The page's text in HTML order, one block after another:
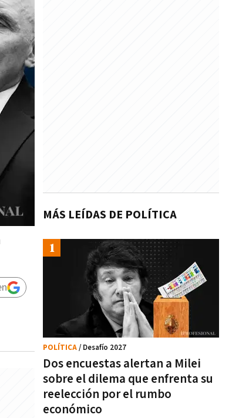
MÁS LEÍDAS DE POLÍTICA
Dos encuestas alertan a Milei
sobre el dilema que enfrenta su
reelección por el rumbo
económico
POLÍTICA/ Desafío 2027